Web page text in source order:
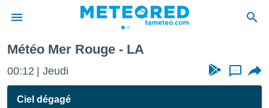
de
Météo Mer Rouge - LA
00:12 Jeudi ...
Ciel dégagé